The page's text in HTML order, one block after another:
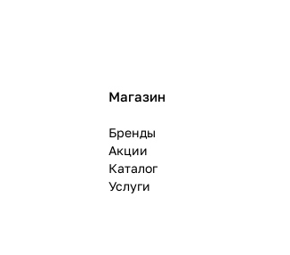
Магазин
Бренды
Акции
Каталог
Услуги